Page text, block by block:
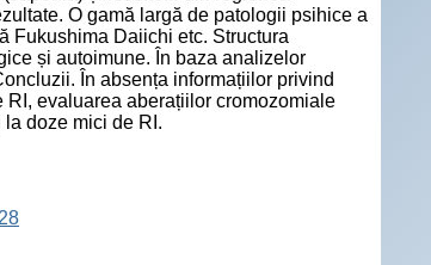
O gamă largă de patologii psihice a
Fukushima Daiichi etc. Structura
și autoimune. În baza analizelor
În absența informațiilor privind
evaluarea aberațiilor cromozomiale
doze mici de RI.